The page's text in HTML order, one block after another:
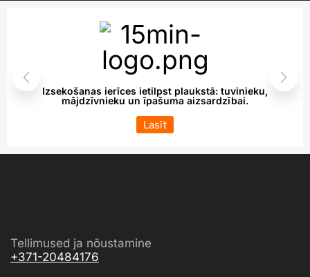
Izsekošanas ierīces ietilpst plaukstā: tuvinieku,
mājdzīvnieku un īpašuma aizsardzībai.
Lasīt
Tellimused ja nõustamine
+371-20484176